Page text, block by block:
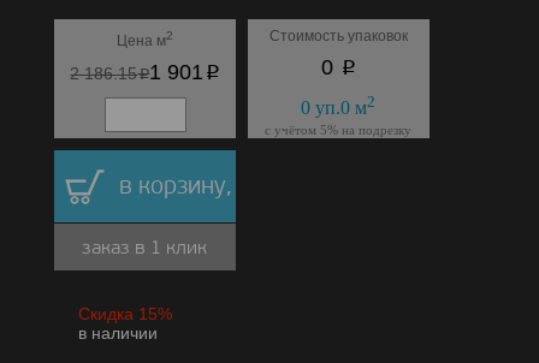
Цена м2
2 186.15p1 901 p
Стоимость упаковок
0 p
0 уп.0 м2
с учётом 5% на подрезку
в корзину,
заказ в 1 клик
Скидка 15%
в наличии